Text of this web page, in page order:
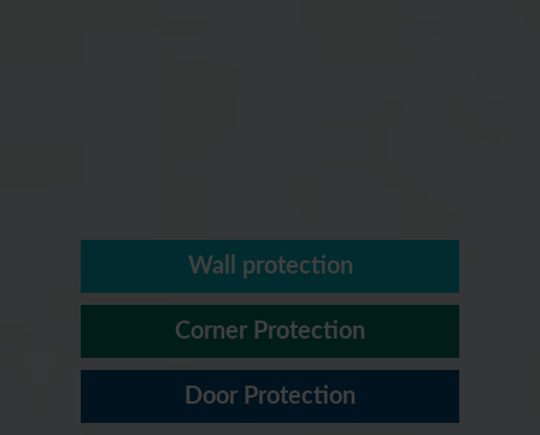
Wall protection
Corner Protection
Door Protection